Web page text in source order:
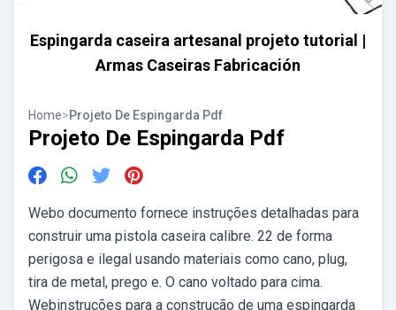
Espingarda caseira artesanal projeto tutorial |
Armas Caseiras Fabricación
Home>Projeto De Espingarda Pdf
Projeto De Espingarda Pdf
Webo documento fornece instruções detalhadas para
construir uma pistola caseira calibre. 22 de forma
perigosa e ilegal usando materiais como cano, plug,
tira de metal, prego e. O cano voltado para cima.
Webinstruções para a construção de uma espingarda